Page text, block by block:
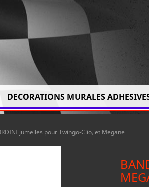
DECORATIONS MURALES
jumelles pour Twingo-Clio, et Megane